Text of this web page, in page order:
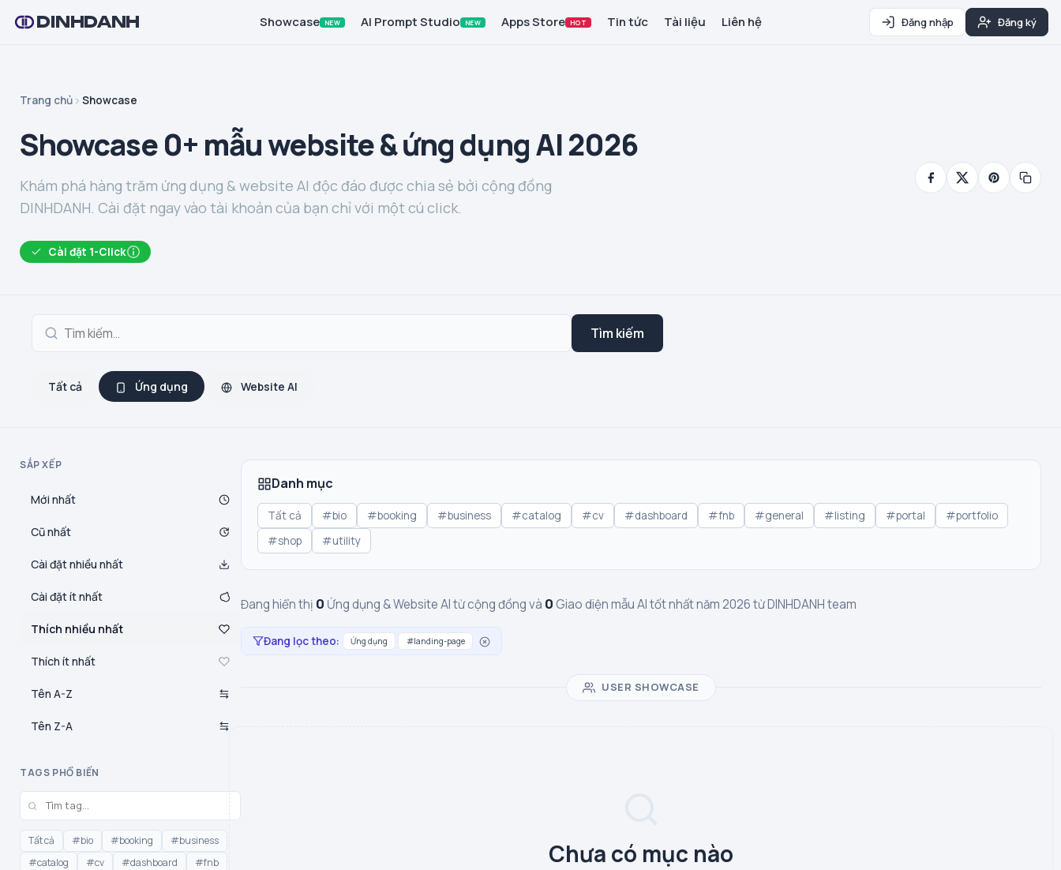
DINHDANH Showcase NEW AI Prompt Studio NEW Apps Store HOT Tin tức Tài liệu Liên hệ Đăng nhập Đăng ký
Trang chủ Showcase
Showcase 0+ mẫu website & ứng dụng AI 2026
Khám phá hàng trăm ứng dụng & website AI độc đáo được chia sẻ bởi cộng đồng
DINHDANH. Cài đặt ngay vào tài khoản của bạn chỉ với một cú click.
Cài đặt 1-Click
Tìm kiếm
Tất cả Ứng dụng Website AI
SẮP XẾP
Mới nhất
Cũ nhất
Cài đặt nhiều nhất
Cài đặt ít nhất
Thích nhiều nhất
Thích ít nhất
Tên A-Z
Tên Z-A
TAGS PHỔ BIẾN
Tất cả #bio #booking
#business
#catalog
#cv #dashboard
#fnb
Danh mục
Tất cả #bio #booking #business #catalog #cv #dashboard #fnb #general #listing #portal
#portfolio
#shop
#utility
Đang hiển thị 0 Ứng dụng & Website AI từ cộng đồng và 0 Giao diện mẫu AI tốt nhất năm 2026 từ DINHDANH team
Đang lọc theo: Ứng dụng #landing-page
USER SHOWCASE
Chưa có mục nào